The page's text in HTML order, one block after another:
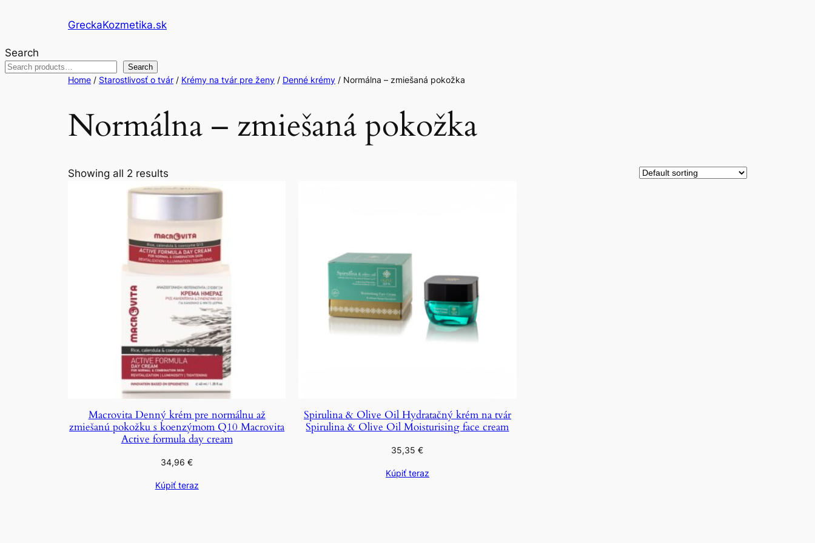
GreckaKozmetika.sk
Search
Search
Home / Starostlivosť o tvár / Krémy na tvár pre ženy / Denné krémy / Normálna – zmiešaná pokožka
Normálna – zmiešaná pokožka
Showing all 2 results
Macrovita Denný krém pre normálnu až
zmiešanú pokožku s koenzýmom Q10 Macrovita
Active formula day cream
34,96€
Kúpiť teraz
Spirulina & Olive Oil Hydratačný krém na tvár
Spirulina & Olive Oil Moisturising face cream
35,35€
Kúpiť teraz